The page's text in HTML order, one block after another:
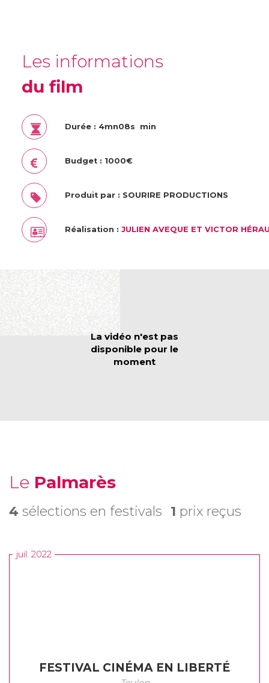
Les informations
du film
Durée : 4mn08s min
Budget : 1000€
Produit par : SOURIRE PRODUCTIONS
Réalisation : JULIEN AVEQUE ET VICTOR
Le Palmarès
4 sélections en festivals 1 prix reçus
juil. 2022
FESTIVAL CINÉMA EN LIBERTÉ